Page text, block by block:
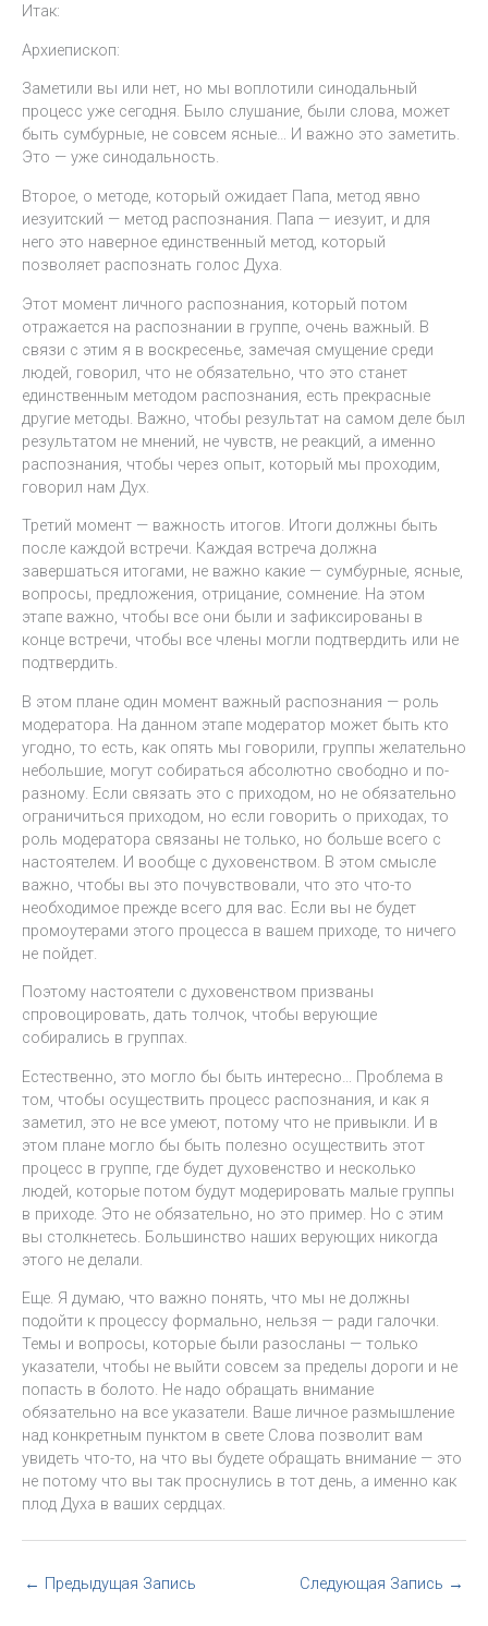
Итак:
Архиепископ:
Заметили вы или нет, но мы воплотили синодальный
процесс уже сегодня. Было слушание, были слова, может
быть сумбурные, не совсем ясные… И важно это заметить.
Это — уже синодальность.
Второе, о методе, который ожидает Папа, метод явно
иезуитский — метод распознания. Папа — иезуит, и для
него это наверное единственный метод, который
позволяет распознать голос Духа.
Этот момент личного распознания, который потом
отражается на распознании в группе, очень важный. В
связи с этим я в воскресенье, замечая смущение среди
людей, говорил, что не обязательно, что это станет
единственным методом распознания, есть прекрасные
другие методы. Важно, чтобы результат на самом деле был
результатом не мнений, не чувств, не реакций, а именно
распознания, чтобы через опыт, который мы проходим,
говорил нам Дух.
Третий момент — важность итогов. Итоги должны быть
после каждой встречи. Каждая встреча должна
завершаться итогами, не важно какие — сумбурные, ясные,
вопросы, предложения, отрицание, сомнение. На этом
этапе важно, чтобы все они были и зафиксированы в
конце встречи, чтобы все члены могли подтвердить или не
подтвердить.
В этом плане один момент важный распознания — роль
модератора. На данном этапе модератор может быть кто
угодно, то есть, как опять мы говорили, группы желательно
небольшие, могут собираться абсолютно свободно и по-
разному. Если связать это с приходом, но не обязательно
ограничиться приходом, но если говорить о приходах, то
роль модератора связаны не только, но больше всего с
настоятелем. И вообще с духовенством. В этом смысле
важно, чтобы вы это почувствовали, что это что-то
необходимое прежде всего для вас. Если вы не будет
промоутерами этого процесса в вашем приходе, то ничего
не пойдет.
Поэтому настоятели с духовенством призваны
спровоцировать, дать толчок, чтобы верующие
собирались в группах.
Естественно, это могло бы быть интересно… Проблема в
том, чтобы осуществить процесс распознания, и как я
заметил, это не все умеют, потому что не привыкли. И в
этом плане могло бы быть полезно осуществить этот
процесс в группе, где будет духовенство и несколько
людей, которые потом будут модерировать малые группы
в приходе. Это не обязательно, но это пример. Но с этим
вы столкнетесь. Большинство наших верующих никогда
этого не делали.
Еще. Я думаю, что важно понять, что мы не должны
подойти к процессу формально, нельзя — ради галочки.
Темы и вопросы, которые были разосланы — только
указатели, чтобы не выйти совсем за пределы дороги и не
попасть в болото. Не надо обращать внимание
обязательно на все указатели. Ваше личное размышление
над конкретным пунктом в свете Слова позволит вам
увидеть что-то, на что вы будете обращать внимание — это
не потому что вы так проснулись в тот день, а именно как
плод Духа в ваших сердцах.
← Предыдущая Запись Следующая Запись →